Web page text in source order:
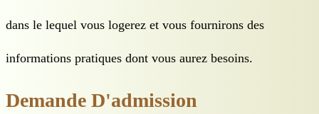
Contact
dans le lequel vous logerez et vous fournirons des
informations pratiques dont vous aurez besoins.
Demande D'admission